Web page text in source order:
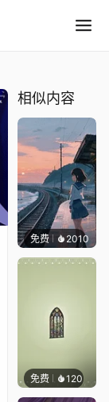
相似内容
免费 2010辰东
免费 120木木